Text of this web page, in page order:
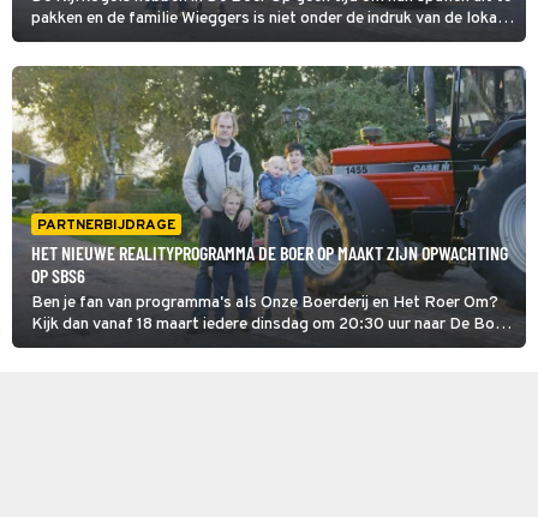
pakken en de familie Wieggers is niet onder de indruk van de lokale
Canadese koeien. In de Franse Pyreneeën kampt het gezin Van
Zandwijk met enkele opstartproblemen.
PARTNERBIJDRAGE
HET NIEUWE REALITYPROGRAMMA DE BOER OP MAAKT ZIJN OPWACHTING
OP SBS6
Ben je fan van programma's als Onze Boerderij en Het Roer Om?
Kijk dan vanaf 18 maart iedere dinsdag om 20:30 uur naar De Boer
Op op SBS6.